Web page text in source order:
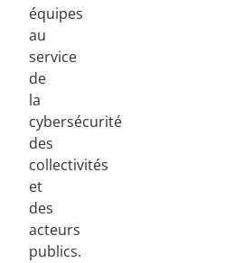
équipes
au
service
de
la
cybersécurité
des
collectivités
et
des
acteurs
publics.